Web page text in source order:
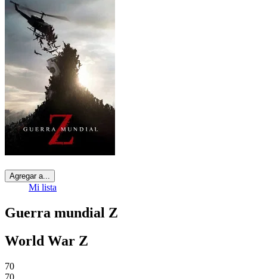
Agregar a...
Mi lista
Guerra mundial Z
World War Z
70
70